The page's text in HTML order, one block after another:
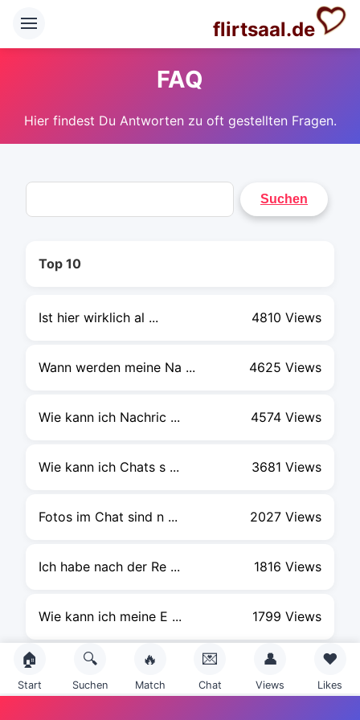
flirtsaal.de
FAQ
Hier findest Du Antworten zu oft gestellten Fragen.
Top 10
Ist hier wirklich al ... 4810 Views
Wann werden meine Na ... 4625 Views
Wie kann ich Nachric ... 4574 Views
Wie kann ich Chats s ... 3681 Views
Fotos im Chat sind n ... 2027 Views
Ich habe nach der Re ... 1816 Views
Wie kann ich meine E ... 1799 Views
Was bedeutet Umkreis ... 1791 Views
🏠
Start
🔍
Suchen
🔥
Match
💌
Chat
👤
Views
❤️
Likes